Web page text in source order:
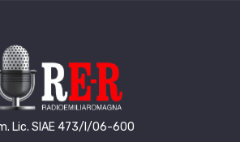
Lic. SIAE 473/I/06-600